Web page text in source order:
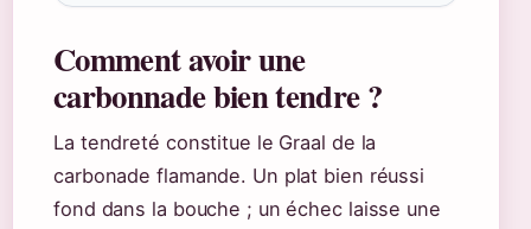
Comment avoir une
carbonnade bien tendre ?
La tendreté constitue le Graal de la
carbonade flamande. Un plat bien réussi
fond dans la bouche ; un échec laisse une